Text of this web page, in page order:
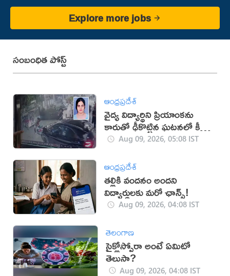
Explore more jobs
సంబంధిత పోస్ట్
ఆంధ్రప్రదేశ్
వైద్య విద్యార్థిని ప్రియాంకను
కారుతో ఢీకొట్టిన ఘటనలో కీలక
పరిణామం
Aug 09, 2026, 05:08 IST
ఆంధ్రప్రదేశ్
తల్లికి వందనం అందని
విద్యార్థులకు మరో ఛాన్స్!
Aug 09, 2026, 04:08 IST
తెలంగాణ
సైక్లోస్పోరా అంటే ఏమిటో
తెలుసా?
Aug 09, 2026, 04:08 IST